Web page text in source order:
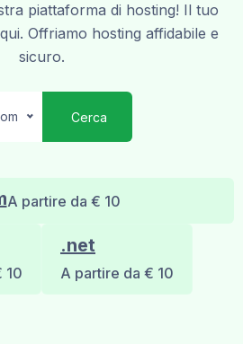
Cerca
A partire da € 10
10
.net
A partire da € 10
piattaforma di hosting! Il tuo
Offriamo hosting affidabile e
sicuro.